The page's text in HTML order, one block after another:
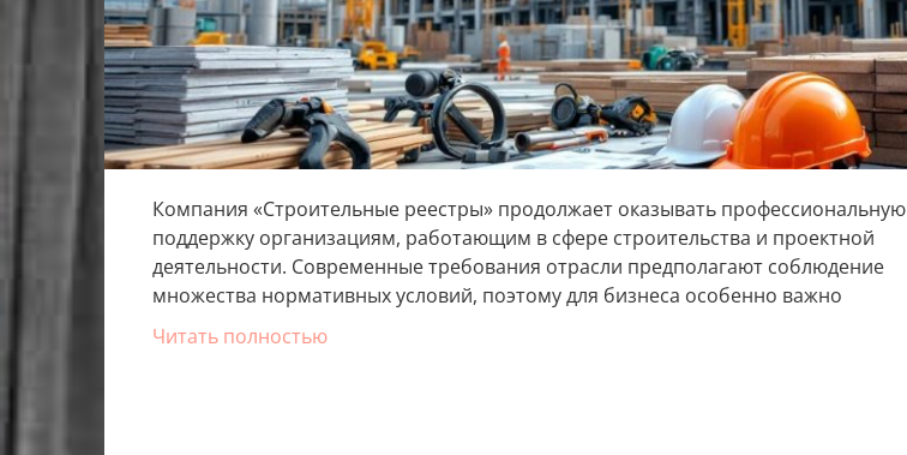
Компания «Строительные реестры» продолжает оказывать профессиональную
поддержку организациям, работающим в сфере строительства и проектной
деятельности. Современные требования отрасли предполагают соблюдение
множества нормативных условий, поэтому для бизнеса особенно важно
Читать полностью